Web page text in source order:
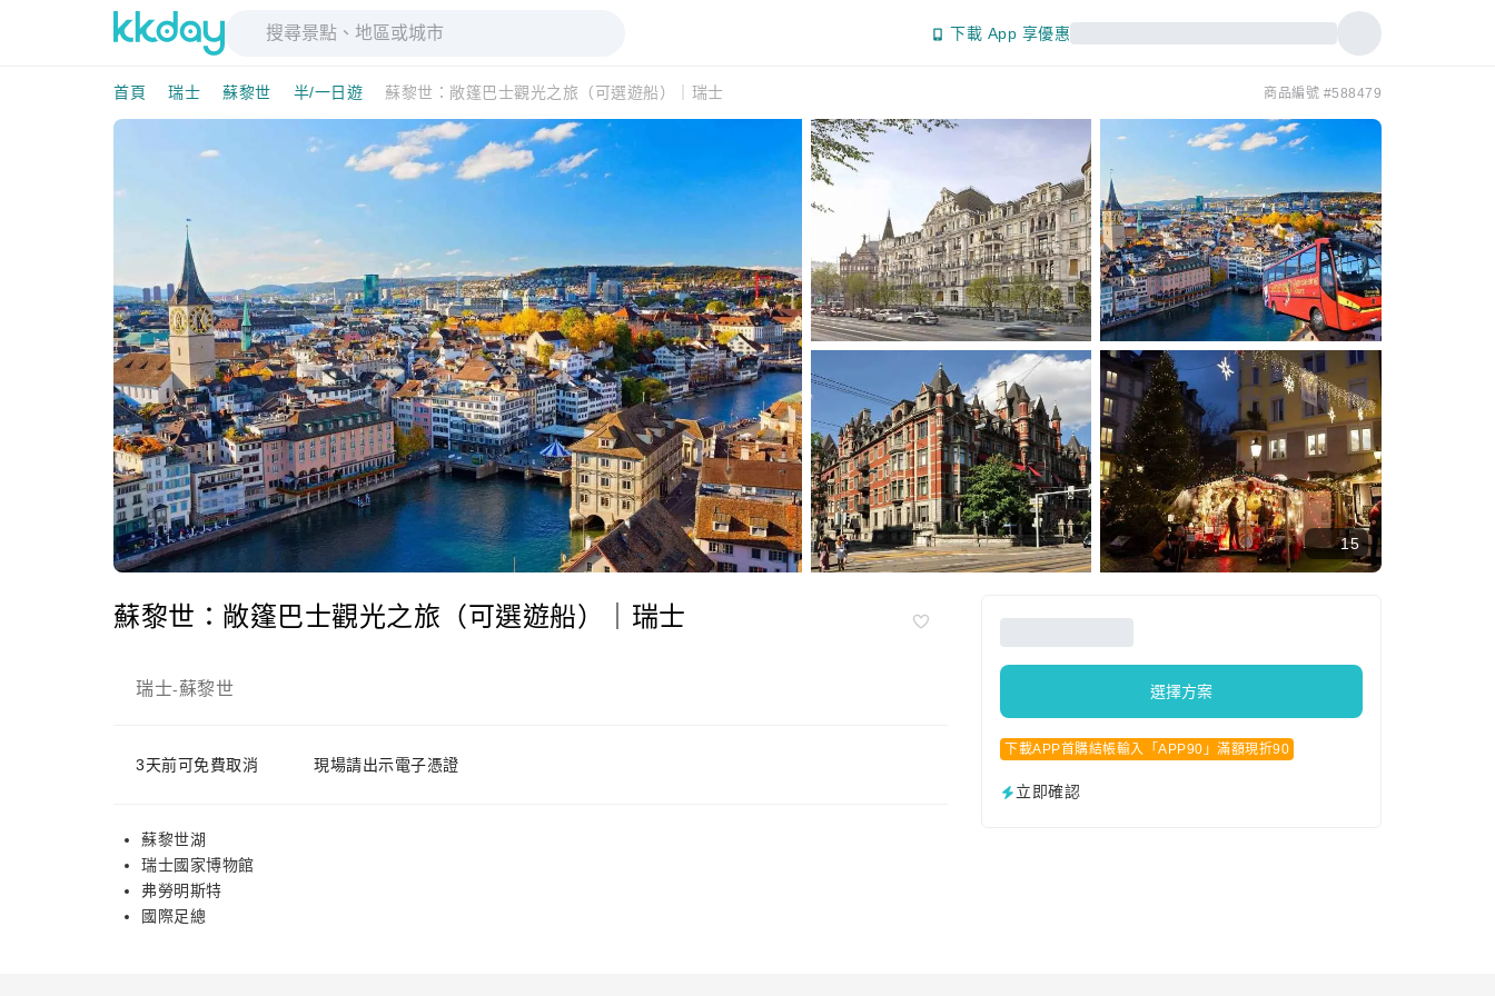
下載 App 享優惠
首頁 瑞士 蘇黎世 半/一日遊 蘇黎世：敞篷巴士觀光之旅（可選遊船）｜瑞士 商品編號 #588479
15
蘇黎世：敞篷巴士觀光之旅（可選遊船）｜瑞士
瑞士-蘇黎世
3天前可免費取消 現場請出示電子憑證
蘇黎世湖
瑞士國家博物館
弗勞明斯特
國際足總
選擇方案
下載APP首購結帳輸入「APP90」滿額現折90
立即確認